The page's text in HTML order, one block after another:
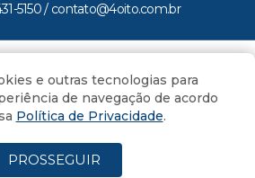
5150 / contato@4oito.com.br
reservados ao Portal 4oito
e outras tecnologias para
de navegação de acordo
Política de Privacidade.
PROSSEGUIR